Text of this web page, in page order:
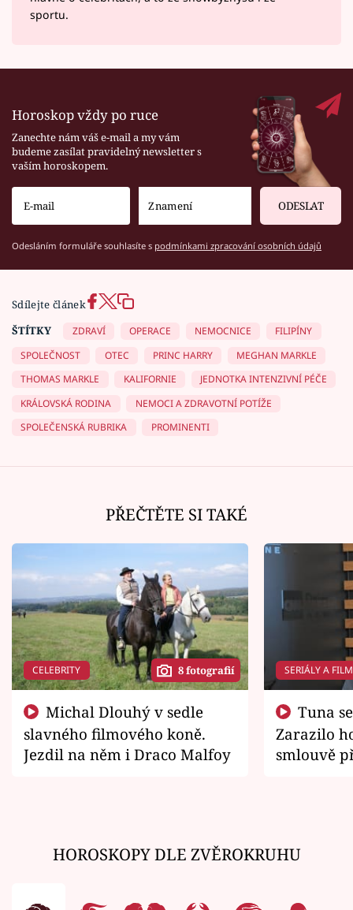
sportu.
Horoskop vždy po ruce
Zanechte nám váš e-mail a my vám
budeme zasílat pravidelný newsletter s
vaším horoskopem.
ODESLAT
Odesláním formuláře souhlasíte s podmínkami zpracování osobních údajů
Sdílejte článek
ŠTÍTKY
ZDRAVÍ OPERACE NEMOCNICE
FILIPÍNY
SPOLEČNOST
OTEC PRINC HARRY
MEGHAN MARKLE
THOMAS MARKLE
KALIFORNIE
JEDNOTKA INTENZIVNÍ PÉČE
KRÁLOVSKÁ RODINA
NEMOCI A ZDRAVOTNÍ POTÍŽE
SPOLEČENSKÁ RUBRIKA
PROMINENTI
PŘEČTĚTE SI TAKÉ
CELEBRITY 8 fotografií
slavného filmového koně.
Jezdil na něm i Draco Malfoy
SERIÁLY A
Zarazilo
smlouvě
HOROSKOPY DLE ZVĚROKRUHU